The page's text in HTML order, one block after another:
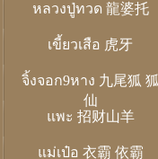
หลวงปู่ทวด 龍婆托
เขี้ยวเสือ 虎牙
จิ้งจอก9หาง 九尾狐
仙
แพะ 招财山羊
แม่เป๋อ 衣霸 依霸